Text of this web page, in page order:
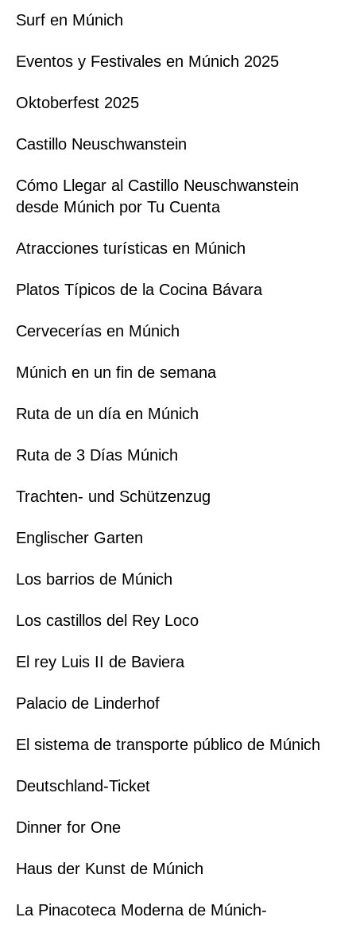
Surf en Múnich
Eventos y Festivales en Múnich 2025
Oktoberfest 2025
Castillo Neuschwanstein
Cómo Llegar al Castillo Neuschwanstein
desde Múnich por Tu Cuenta
Atracciones turísticas en Múnich
Platos Típicos de la Cocina Bávara
Cervecerías en Múnich
Múnich en un fin de semana
Ruta de un día en Múnich
Ruta de 3 Días Múnich
Trachten- und Schützenzug
Englischer Garten
Los barrios de Múnich
Los castillos del Rey Loco
El rey Luis II de Baviera
Palacio de Linderhof
El sistema de transporte público de Múnich
Deutschland-Ticket
Dinner for One
Haus der Kunst de Múnich
La Pinacoteca Moderna de Múnich-